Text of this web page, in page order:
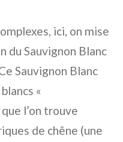
ici, on mise
du Sauvignon Blanc
Sauvignon Blanc
«
l’on trouve
de chêne (une